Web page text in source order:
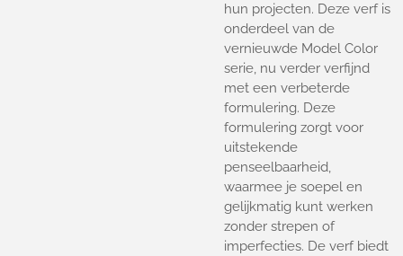
hun projecten. Deze verf is
onderdeel van de
vernieuwde Model Color
serie, nu verder verfijnd
met een verbeterde
formulering. Deze
formulering zorgt voor
uitstekende
penseelbaarheid,
waarmee je soepel en
gelijkmatig kunt werken
zonder strepen of
imperfecties. De verf biedt